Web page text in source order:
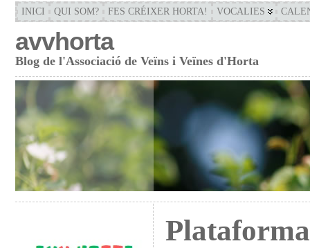
INICI QUI SOM? FES CRÉIXER HORTA! VOCALIES
avvhorta
Blog de l'Associació de Veïns i Veïnes d'Horta